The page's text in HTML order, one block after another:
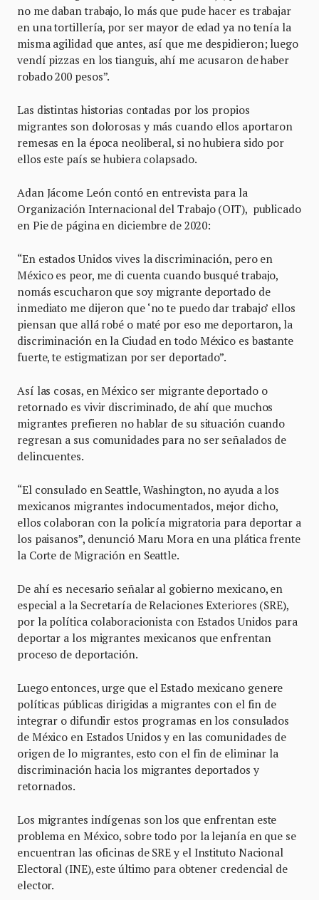
no me daban trabajo, lo más que pude hacer es trabajar
en una tortillería, por ser mayor de edad ya no tenía la
misma agilidad que antes, así que me despidieron; luego
vendí pizzas en los tianguis, ahí me acusaron de haber
robado 200 pesos”.
Las distintas historias contadas por los propios
migrantes son dolorosas y más cuando ellos aportaron
remesas en la época neoliberal, si no hubiera sido por
ellos este país se hubiera colapsado.
Adan Jácome León contó en entrevista para la
Organización Internacional del Trabajo (OIT), publicado
en Pie de página en diciembre de 2020:
“En estados Unidos vives la discriminación, pero en
México es peor, me di cuenta cuando busqué trabajo,
nomás escucharon que soy migrante deportado de
inmediato me dijeron que ‘no te puedo dar trabajo’ ellos
piensan que allá robé o maté por eso me deportaron, la
discriminación en la Ciudad en todo México es bastante
fuerte, te estigmatizan por ser deportado”.
Así las cosas, en México ser migrante deportado o
retornado es vivir discriminado, de ahí que muchos
migrantes prefieren no hablar de su situación cuando
regresan a sus comunidades para no ser señalados de
delincuentes.
“El consulado en Seattle, Washington, no ayuda a los
mexicanos migrantes indocumentados, mejor dicho,
ellos colaboran con la policía migratoria para deportar a
los paisanos”, denunció Maru Mora en una plática frente
la Corte de Migración en Seattle.
De ahí es necesario señalar al gobierno mexicano, en
especial a la Secretaría de Relaciones Exteriores (SRE),
por la política colaboracionista con Estados Unidos para
deportar a los migrantes mexicanos que enfrentan
proceso de deportación.
Luego entonces, urge que el Estado mexicano genere
políticas públicas dirigidas a migrantes con el fin de
integrar o difundir estos programas en los consulados
de México en Estados Unidos y en las comunidades de
origen de lo migrantes, esto con el fin de eliminar la
discriminación hacia los migrantes deportados y
retornados.
Los migrantes indígenas son los que enfrentan este
problema en México, sobre todo por la lejanía en que se
encuentran las oficinas de SRE y el Instituto Nacional
Electoral (INE), este último para obtener credencial de
elector.